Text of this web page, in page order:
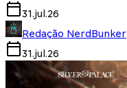
31.jul.26
Redação NerdBunker
31.jul.26